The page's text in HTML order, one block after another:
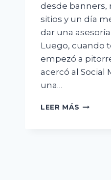
desde banners,
sitios y un día
dar una
Luego, cuando
empezó a
acercó al Social
una…
LEER MÁS EL